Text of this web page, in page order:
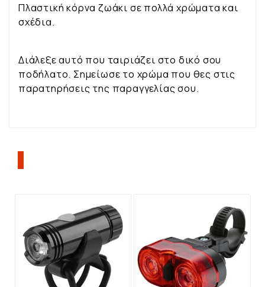
Πλαστική κόρνα ζωάκι σε πολλά χρώματα και
σχέδια.
Διάλεξε αυτό που ταιριάζει στο δικό σου
ποδήλατο. Σημείωσε το χρώμα που θες στις
παρατηρήσεις της παραγγελίας σου.